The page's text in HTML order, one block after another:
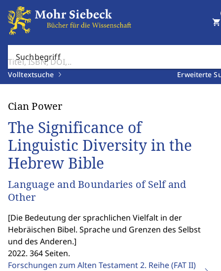
Suchbegriff
Volltextsuche Erweiterte
shopping_cart
Cian Power
The Significance of
Linguistic Diversity in the
Hebrew Bible
Language and Boundaries of Self and
Other
[Die Bedeutung der sprachlichen Vielfalt in der
Hebräischen Bibel. Sprache und Grenzen des Selbst
und des Anderen.]
2022. 364 Seiten.
Forschungen zum Alten Testament 2. Reihe (FAT II)